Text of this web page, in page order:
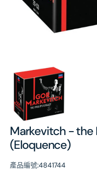
Markevitch - the
(Eloquence)
產品編號:4841744